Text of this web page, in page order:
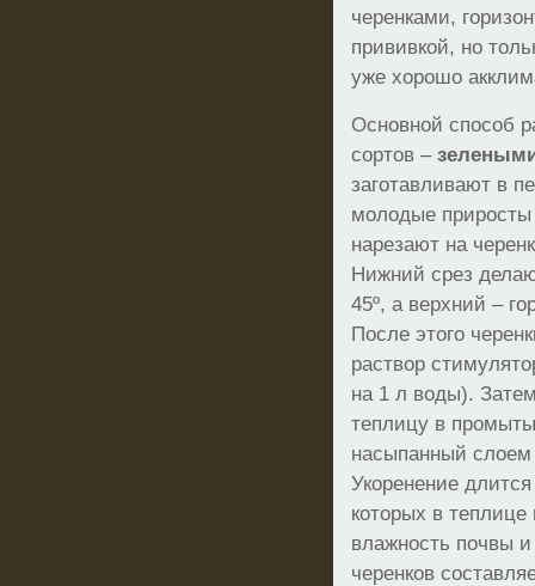
черенками,
прививкой, но
уже хорошо
Основной способ
сортов –
заготавливают в
молодые приросты
нарезают на
Нижний срез
45º, а верхний –
После этого
раствор
на 1 л воды).
теплицу в
насыпанный слоем
Укоренение
которых в
влажность почвы
черенков